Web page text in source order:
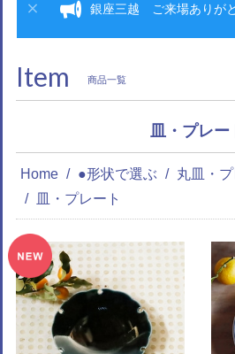
銀座三越 ご来場ありがと
Item 商品一覧
皿・プレー
Home ●形状で選ぶ
丸皿・
皿・プレート